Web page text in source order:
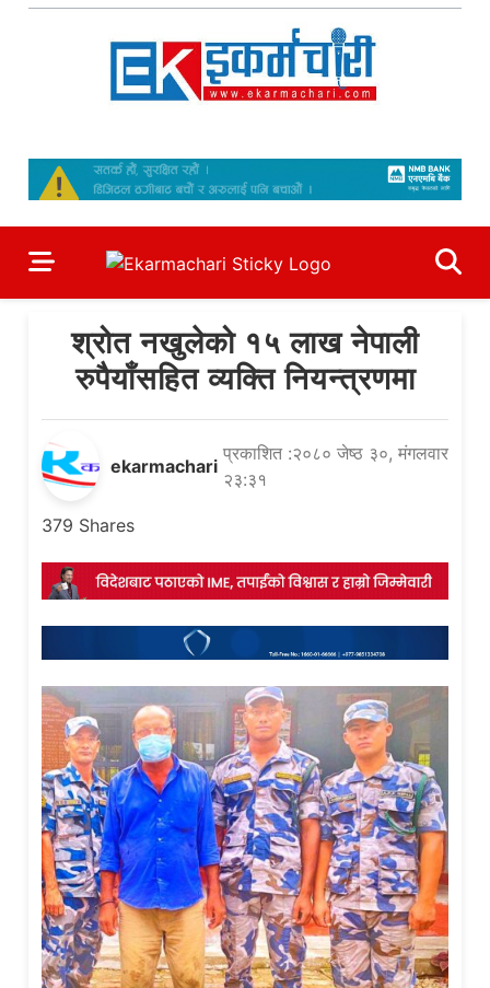
Skip
श्रोत नखुलेको १५ लाख नेपाली
रुपैयाँसहित व्यक्ति नियन्त्रणमा
ekarmachari
प्रकाशित :२०८० जेष्ठ ३०, मंगलवार
२३:३१
379 Shares